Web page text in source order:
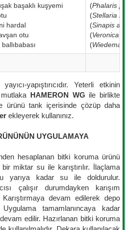
başaklı kuşyemi
hardal
otu
(Phalaris
(Stellaria
(Sinapis
(Veronica
(Wiedemannia
yayıcı-yapıştırıcıdır. Yeterli etkinin
HAMERON WG ile birlikte
ürünü tank içerisinde çözüp daha
ekleyerek kullanınız.
UYGULAMAYA
hesaplanan bitki koruma ürünü
miktar su ile karıştırılır. İlaçlama
yarıya kadar su ile doldurulur.
çalışır durumdayken karışım
devam edilerek depo
tamamlanıncaya kadar
edilir. Hazırlanan bitki koruma